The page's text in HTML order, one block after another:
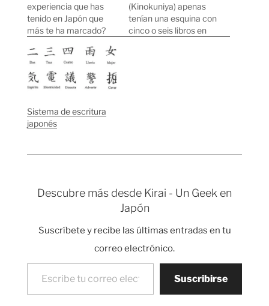
experiencia que has
tenido en Japón que
más te ha marcado?
que aprender el idioma
japonés viviendo aquí
es algo increíble. Todo
el mundo que haya
al extranjero habrá
vivido algo parecido,
(Kinokuniya) apenas
tenían una esquina con
cinco o seis libros en
Sistema de escritura
japonés
Descubre más desde Kirai - Un Geek en
Japón
Suscríbete y recibe las últimas entradas en tu
correo electrónico.
Escribe tu correo electrónico…
Suscribirse